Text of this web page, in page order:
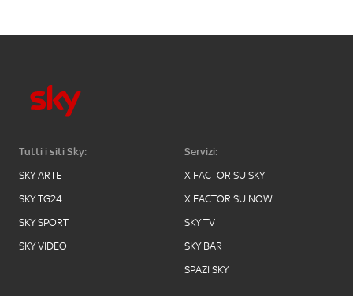
Tutti i siti Sky:
SKY ARTE
SKY TG24
SKY SPORT
SKY VIDEO
Servizi:
X FACTOR SU SKY
X FACTOR SU NOW
SKY TV
SKY BAR
SPAZI SKY